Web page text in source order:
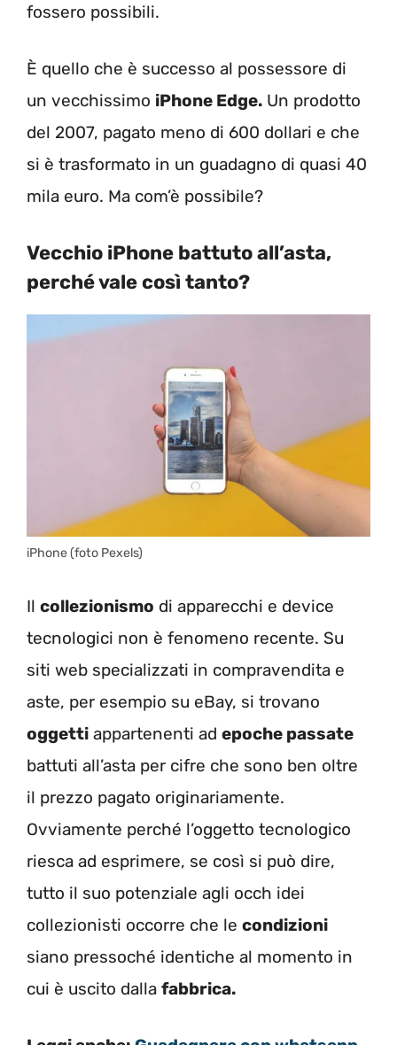
fossero possibili.
È quello che è successo al possessore di
un vecchissimo iPhone Edge. Un prodotto
del 2007, pagato meno di 600 dollari e che
si è trasformato in un guadagno di quasi 40
mila euro. Ma com’è possibile?
Vecchio iPhone battuto all’asta,
perché vale così tanto?
iPhone (foto Pexels)
Il collezionismo di apparecchi e device
tecnologici non è fenomeno recente. Su
siti web specializzati in compravendita e
aste, per esempio su eBay, si trovano
oggetti appartenenti ad epoche passate
battuti all’asta per cifre che sono ben oltre
il prezzo pagato originariamente.
Ovviamente perché l’oggetto tecnologico
riesca ad esprimere, se così si può dire,
tutto il suo potenziale agli occh idei
collezionisti occorre che le condizioni
siano pressoché identiche al momento in
cui è uscito dalla fabbrica.